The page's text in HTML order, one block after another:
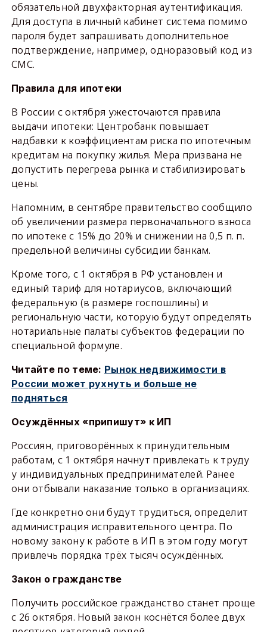
обязательной двухфакторная аутентификация.
Для доступа в личный кабинет система помимо
пароля будет запрашивать дополнительное
подтверждение, например, одноразовый код из
СМС.
Правила для ипотеки
В России с октября ужесточаются правила
выдачи ипотеки: Центробанк повышает
надбавки к коэффициентам риска по ипотечным
кредитам на покупку жилья. Мера призвана не
допустить перегрева рынка и стабилизировать
цены.
Напомним, в сентябре правительство сообщило
об увеличении размера первоначального взноса
по ипотеке с 15% до 20% и снижении на 0,5 п. п.
предельной величины субсидии банкам.
Кроме того, с 1 октября в РФ установлен и
единый тариф для нотариусов, включающий
федеральную (в размере госпошлины) и
региональную части, которую будут определять
нотариальные палаты субъектов федерации по
специальной формуле.
Читайте по теме: Рынок недвижимости в
России может рухнуть и больше не
подняться
Осуждённых «припишут» к ИП
Россиян, приговорённых к принудительным
работам, с 1 октября начнут привлекать к труду
у индивидуальных предпринимателей. Ранее
они отбывали наказание только в организациях.
Где конкретно они будут трудиться, определит
администрация исправительного центра. По
новому закону к работе в ИП в этом году могут
привлечь порядка трёх тысяч осуждённых.
Закон о гражданстве
Получить российское гражданство станет проще
с 26 октября. Новый закон коснётся более двух